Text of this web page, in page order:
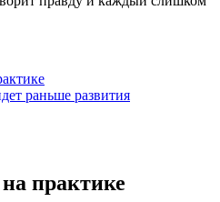
раньше развития
практике